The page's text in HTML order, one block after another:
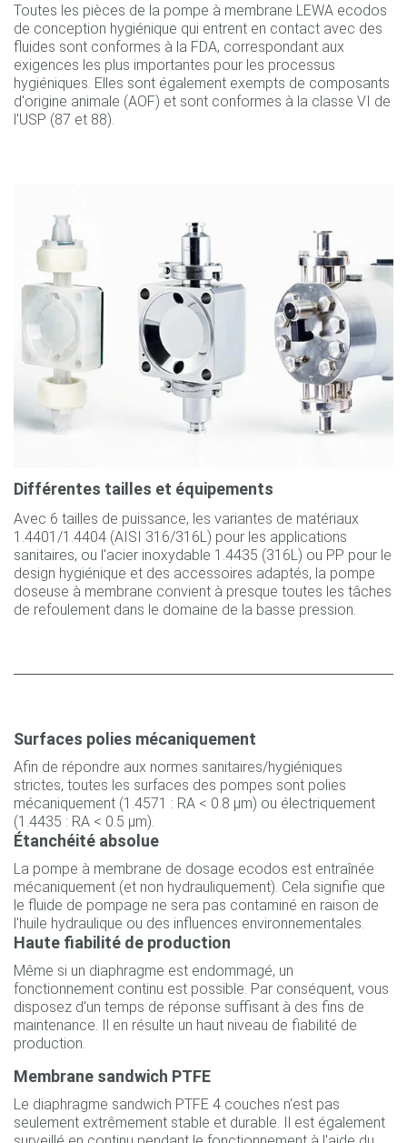
Toutes les pièces de la pompe à membrane LEWA ecodos
de conception hygiénique qui entrent en contact avec des
fluides sont conformes à la FDA, correspondant aux
exigences les plus importantes pour les processus
hygiéniques. Elles sont également exempts de composants
d'origine animale (AOF) et sont conformes à la classe VI de
l'USP (87 et 88).
Différentes tailles et équipements
Avec 6 tailles de puissance, les variantes de matériaux
1.4401/1.4404 (AISI 316/316L) pour les applications
sanitaires, ou l'acier inoxydable 1.4435 (316L) ou PP pour le
design hygiénique et des accessoires adaptés, la pompe
doseuse à membrane convient à presque toutes les tâches
de refoulement dans le domaine de la basse pression.
Surfaces polies mécaniquement
Afin de répondre aux normes sanitaires/hygiéniques
strictes, toutes les surfaces des pompes sont polies
mécaniquement (1.4571 : RA < 0.8 µm) ou électriquement
(1.4435 : RA < 0.5 µm).
Étanchéité absolue
La pompe à membrane de dosage ecodos est entraînée
mécaniquement (et non hydrauliquement). Cela signifie que
le fluide de pompage ne sera pas contaminé en raison de
l'huile hydraulique ou des influences environnementales.
Haute fiabilité de production
Même si un diaphragme est endommagé, un
fonctionnement continu est possible. Par conséquent, vous
disposez d'un temps de réponse suffisant à des fins de
maintenance. Il en résulte un haut niveau de fiabilité de
production.
Membrane sandwich PTFE
Le diaphragme sandwich PTFE 4 couches n'est pas
seulement extrêmement stable et durable. Il est également